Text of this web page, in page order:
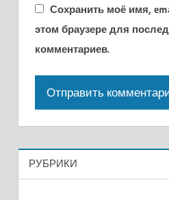
Сохранить моё имя,
этом браузере для
комментариев.
РУБРИКИ